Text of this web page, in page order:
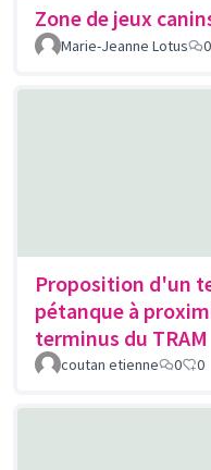
Zone de jeux
Marie-Jeanne Lotus
0
Proposition d'un
pétanque à
terminus du TRAM
coutan etienne 0 0